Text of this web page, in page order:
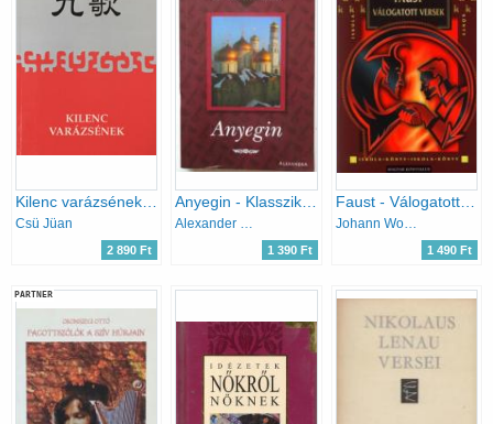
Csü Jüan
2 890 Ft
Alexander Szergejevics Puskin
1 390 Ft
Faust - Válogatott versek
Johann Wolfgang von Goethe
1 490 Ft
PARTNER